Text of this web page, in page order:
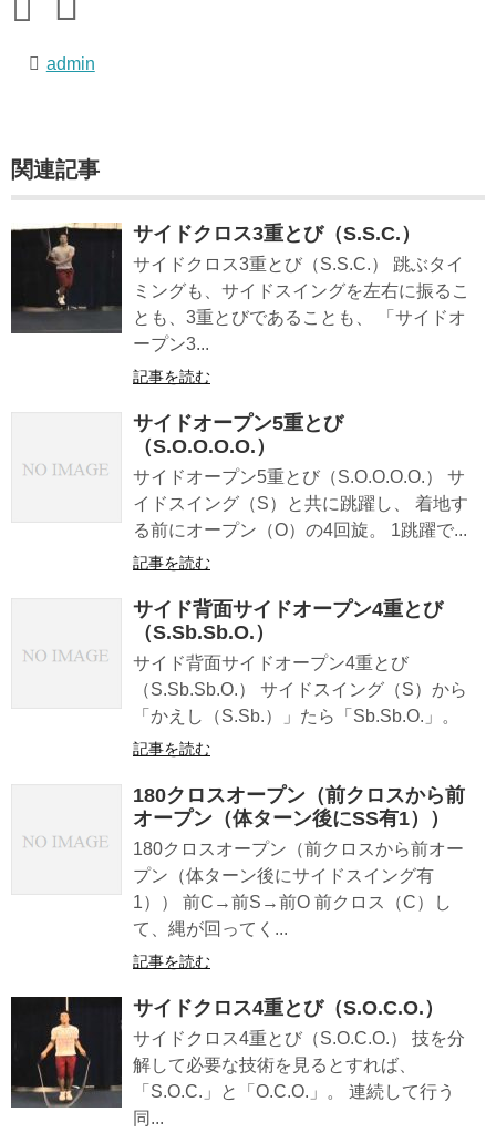
admin
関連記事
サイドクロス3重とび（S.S.C.）
サイドクロス3重とび（S.S.C.） 跳ぶタイ
ミングも、サイドスイングを左右に振るこ
とも、3重とびであることも、 「サイドオ
ープン3...
記事を読む
サイドオープン5重とび
（S.O.O.O.O.）
サイドオープン5重とび（S.O.O.O.O.） サ
イドスイング（S）と共に跳躍し、 着地す
る前にオープン（O）の4回旋。 1跳躍で...
記事を読む
サイド背面サイドオープン4重とび
（S.Sb.Sb.O.）
サイド背面サイドオープン4重とび
（S.Sb.Sb.O.） サイドスイング（S）から
「かえし（S.Sb.）」たら「Sb.Sb.O.」。
記事を読む
180クロスオープン（前クロスから前
オープン（体ターン後にSS有1））
180クロスオープン（前クロスから前オー
プン（体ターン後にサイドスイング有
1）） 前C→前S→前O 前クロス（C）し
て、縄が回ってく...
記事を読む
サイドクロス4重とび（S.O.C.O.）
サイドクロス4重とび（S.O.C.O.） 技を分
解して必要な技術を見るとすれば、
「S.O.C.」と「O.C.O.」。 連続して行う
同...